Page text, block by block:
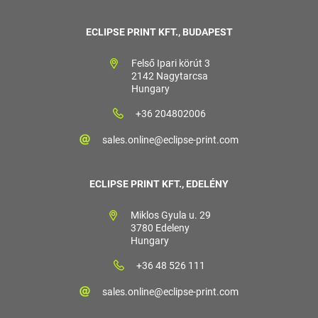
ECLIPSE PRINT KFT., BUDAPEST
Felső Ipari körút 3
2142 Nagytarcsa
Hungary
+36 204802006
sales.online@eclipse-print.com
ECLIPSE PRINT KFT., EDELÉNY
Miklos Gyula u. 29
3780 Edeleny
Hungary
+36 48 526 111
sales.online@eclipse-print.com